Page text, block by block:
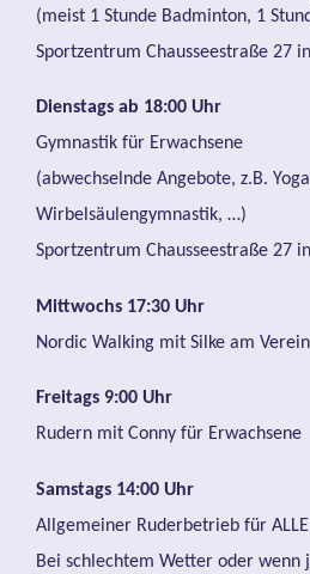
(meist 1 Stunde Badminton, 1
Sportzentrum Chausseestraße 27
Dienstags ab 18:00 Uhr
Gymnastik für Erwachsene
(abwechselnde Angebote, z.B.
Wirbelsäulengymnastik, …)
Sportzentrum Chausseestraße 27
Mittwochs 17:30 Uhr
Nordic Walking mit Silke am Verein
Freitags 9:00 Uhr
Rudern mit Conny für Erwachsene
Samstags 14:00 Uhr
Allgemeiner Ruderbetrieb für
Bei schlechtem Wetter oder wenn